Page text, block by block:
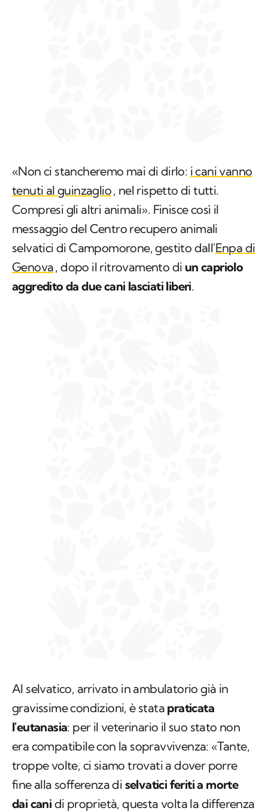
«Non ci stancheremo mai di dirlo: i cani vanno
tenuti al guinzaglio, nel rispetto di tutti.
Compresi gli altri animali». Finisce così il
messaggio del Centro recupero animali
selvatici di Campomorone, gestito dall'Enpa di
Genova, dopo il ritrovamento di un capriolo
aggredito da due cani lasciati liberi.
Al selvatico, arrivato in ambulatorio già in
gravissime condizioni, è stata praticata
l'eutanasia: per il veterinario il suo stato non
era compatibile con la sopravvivenza: «Tante,
troppe volte, ci siamo trovati a dover porre
fine alla sofferenza di selvatici feriti a morte
dai cani di proprietà, questa volta la differenza